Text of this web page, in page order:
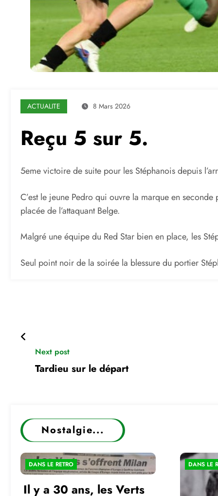
ACTUALITE 8 Mars 2026
Reçu 5 sur 5.
5eme victoire de suite pour les Stéphanois depuis
C’est le jeune Pedro qui ouvre la marque en
placée de l’attaquant Belge.
Malgré une équipe du Red Star bien en place, les
Seul point noir de la soirée la blessure du portier
Next post
Tardieu sur le départ
Nostalgie...
DANS LE RETRO
Il y a 30 ans, les Verts
DANS LE